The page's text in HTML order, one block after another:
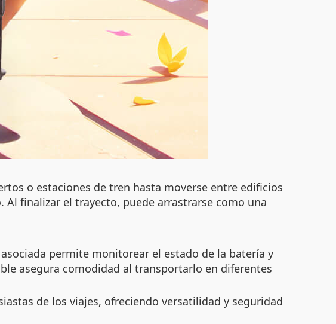
o estaciones de tren hasta moverse entre edificios
finalizar el trayecto, puede arrastrarse como una
permite monitorear el estado de la batería y
asegura comodidad al transportarlo en diferentes
de los viajes, ofreciendo versatilidad y seguridad